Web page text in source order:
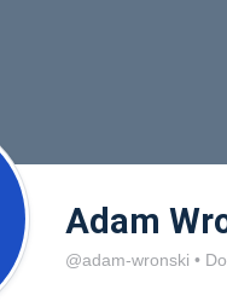
Adam
@adam-wronski •